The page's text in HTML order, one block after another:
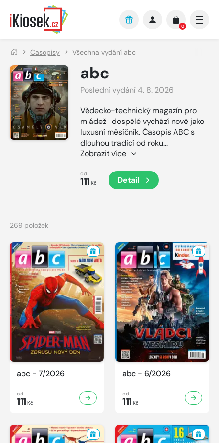
Přejít na hlavní obsah
0
Časopisy Všechna vydání abc
abc
Poslední vydání 4. 8. 2026
Vědecko-technický magazín pro
mládež i dospělé vychází nově jako
luxusní měsíčník. Časopis ABC s
dlouhou tradicí od roku...
Zobrazit více
od
111 Kč Detail
269 položek
abc - 7/2026
od
111 Kč
abc - 6/2026
od
111 Kč